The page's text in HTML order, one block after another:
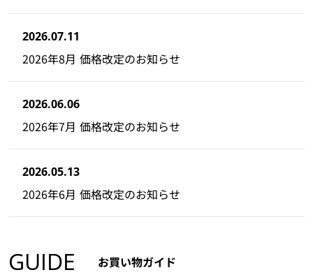
2026.07.11
2026年8月 価格改定のお知らせ
2026.06.06
2026年7月 価格改定のお知らせ
2026.05.13
2026年6月 価格改定のお知らせ
GUIDE お買い物ガイド